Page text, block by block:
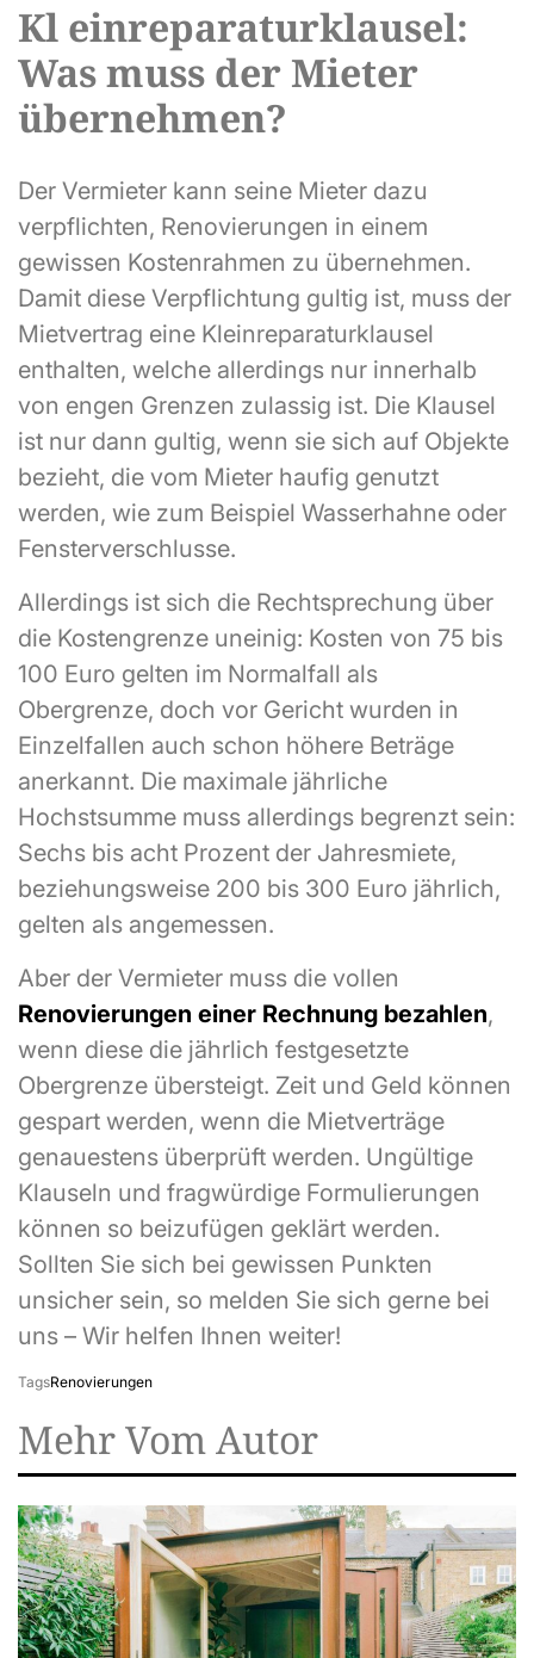
Kl einreparaturklausel:
Was muss der Mieter
übernehmen?
Der Vermieter kann seine Mieter dazu
verpflichten, Renovierungen in einem
gewissen Kostenrahmen zu übernehmen.
Damit diese Verpflichtung gultig ist, muss der
Mietvertrag eine Kleinreparaturklausel
enthalten, welche allerdings nur innerhalb
von engen Grenzen zulassig ist. Die Klausel
ist nur dann gultig, wenn sie sich auf Objekte
bezieht, die vom Mieter haufig genutzt
werden, wie zum Beispiel Wasserhahne oder
Fensterverschlusse.
Allerdings ist sich die Rechtsprechung über
die Kostengrenze uneinig: Kosten von 75 bis
100 Euro gelten im Normalfall als
Obergrenze, doch vor Gericht wurden in
Einzelfallen auch schon höhere Beträge
anerkannt. Die maximale jährliche
Hochstsumme muss allerdings begrenzt sein:
Sechs bis acht Prozent der Jahresmiete,
beziehungsweise 200 bis 300 Euro jährlich,
gelten als angemessen.
Aber der Vermieter muss die vollen
Renovierungen einer Rechnung bezahlen,
wenn diese die jährlich festgesetzte
Obergrenze übersteigt. Zeit und Geld können
gespart werden, wenn die Mietverträge
genauestens überprüft werden. Ungültige
Klauseln und fragwürdige Formulierungen
können so beizufügen geklärt werden.
Sollten Sie sich bei gewissen Punkten
unsicher sein, so melden Sie sich gerne bei
uns – Wir helfen Ihnen weiter!
TagsRenovierungen
Mehr Vom Autor